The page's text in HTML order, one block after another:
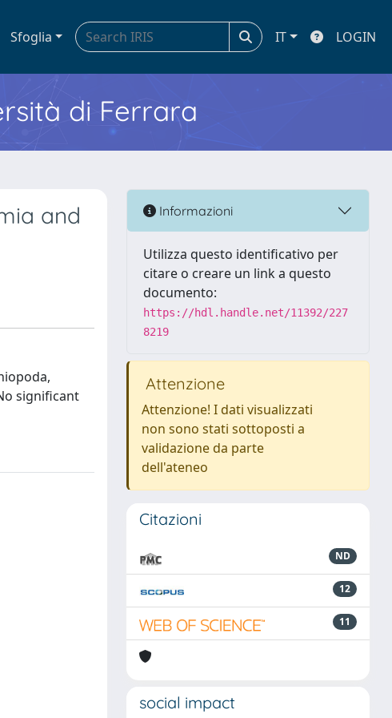
Sfoglia IT LOGIN
di Ferrara
and
significant
Informazioni
Utilizza questo identificativo per
citare o creare un link a questo
documento:
https://hdl.handle.net/11392/227
8219
Attenzione
Attenzione! I dati visualizzati
non sono stati sottoposti a
validazione da parte
dell'ateneo
Citazioni
ND
12
11
social impact